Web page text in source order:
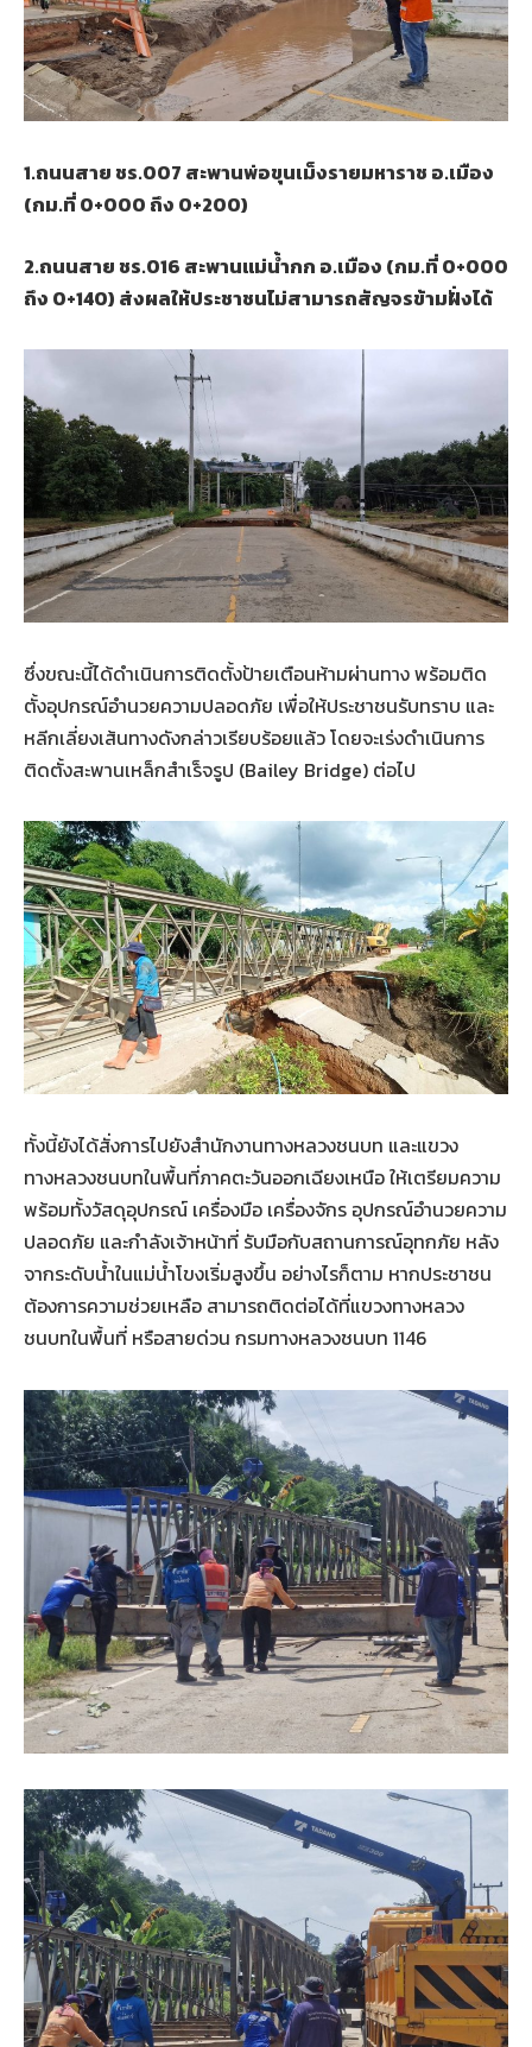
1.ถนนสาย ชร.007 สะพานพ่อขุนเม็งรายมหาราช อ.เมือง
(กม.ที่ 0+000 ถึง 0+200)
2.ถนนสาย ชร.016 สะพานแม่น้ำกก อ.เมือง (กม.ที่ 0+000
ถึง 0+140) ส่งผลให้ประชาชนไม่สามารถสัญจรข้ามฝั่งได้
ซึ่งขณะนี้ได้ดำเนินการติดตั้งป้ายเตือนห้ามผ่านทาง พร้อมติด
ตั้งอุปกรณ์อำนวยความปลอดภัย เพื่อให้ประชาชนรับทราบ และ
หลีกเลี่ยงเส้นทางดังกล่าวเรียบร้อยแล้ว โดยจะเร่งดำเนินการ
ติดตั้งสะพานเหล็กสำเร็จรูป (Bailey Bridge) ต่อไป
ทั้งนี้ยังได้สั่งการไปยังสำนักงานทางหลวงชนบท และแขวง
ทางหลวงชนบทในพื้นที่ภาคตะวันออกเฉียงเหนือ ให้เตรียมความ
พร้อมทั้งวัสดุอุปกรณ์ เครื่องมือ เครื่องจักร อุปกรณ์อำนวยความ
ปลอดภัย และกำลังเจ้าหน้าที่ รับมือกับสถานการณ์อุทกภัย หลัง
จากระดับน้ำในแม่น้ำโขงเริ่มสูงขึ้น อย่างไรก็ตาม หากประชาชน
ต้องการความช่วยเหลือ สามารถติดต่อได้ที่แขวงทางหลวง
ชนบทในพื้นที่ หรือสายด่วน กรมทางหลวงชนบท 1146